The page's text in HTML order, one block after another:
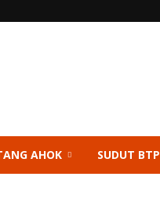
AHOK SUDUT BTP